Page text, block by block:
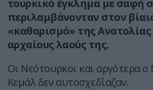
τουρκικό έγκλημαμε σαφή
περιλαμβάνονταν στον
«καθαρισμό» της
αρχαίους λαούς της.
Οι Νεότουρκοι και αργότερα
Κεμάλ δεν αυτοσχεδίαζαν.